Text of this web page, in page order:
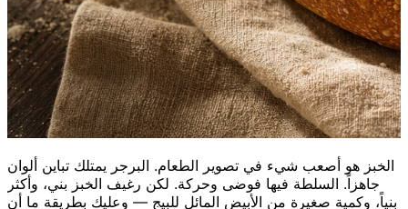
الخبز هو أصعب شيء في تصوير الطعام. البرجر يمتلك تباين ألوان
جاهزاً. السلطة فيها فوضى وحركة. لكن رغيف الخبز بني، وأكثر
بنياً، وكمية صغيرة من الأبيض المائل للبيج — وعليك بطريقة ما أن